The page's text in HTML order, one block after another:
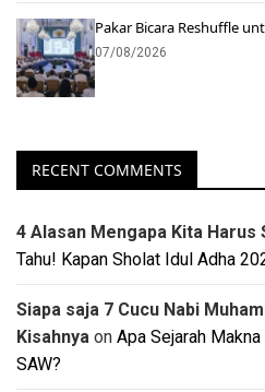
Pakar Bicara Reshuffle
07/08/2026
RECENT COMMENTS
4 Alasan Mengapa Kita Harus
Tahu! Kapan Sholat Idul Adha
Siapa saja 7 Cucu Nabi
Kisahnya on Apa Sejarah
SAW?